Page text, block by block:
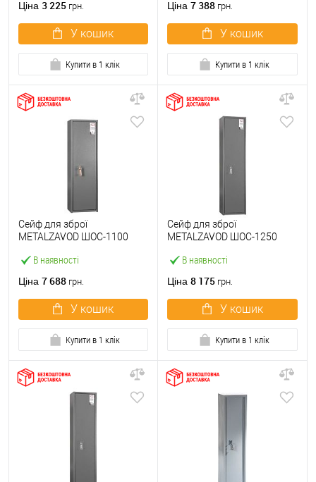
Ціна 3 225 грн.
У кошик
Купити в 1 клік
Ціна 7 388 грн.
У кошик
Купити в 1 клік
В наявності
Сейф для зброї
METALZAVOD ШОC-1100
Ціна 7 688 грн.
У кошик
Купити в 1 клік
В наявності
Сейф для зброї
METALZAVOD ШОC-1250
Ціна 8 175 грн.
У кошик
Купити в 1 клік